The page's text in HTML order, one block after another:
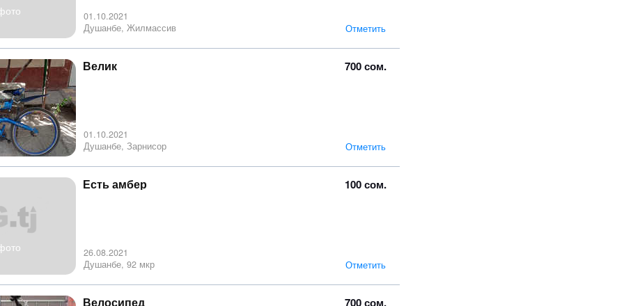
01.10.2021
Душанбе, Жилмассив
Отметить
700 сом.
Велик
01.10.2021
Душанбе, Зарнисор
Отметить
100 сом.
Есть амбер
26.08.2021
Душанбе, 92 мкр
Отметить
700 сом.
Велосипед